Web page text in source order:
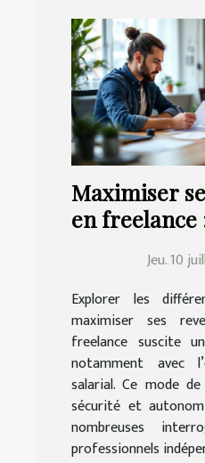
Maximiser
en freelance
salarial ?Jeu. 10
Explorer les
maximiser ses
freelance suscite
notamment avec
salarial. Ce mode
sécurité et
nombreuses
professionnels